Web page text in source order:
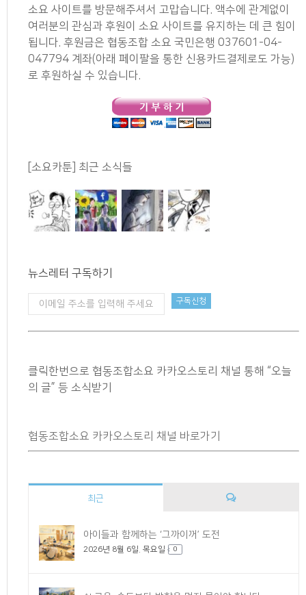
소요 사이트를 방문해주셔서 고맙습니다. 액수에 관계없이
여러분의 관심과 후원이 소요 사이트를 유지하는 데 큰 힘이
됩니다. 후원금은 협동조합 소요 국민은행 037601-04-
047794 계좌(아래 페이팔을 통한 신용카드결제로도 가능)
로 후원하실 수 있습니다.
[소요카툰] 최근 소식들
뉴스레터 구독하기
클릭한번으로 협동조합소요 카카오스토리 채널 통해 “오늘
의 글” 등 소식받기
협동조합소요 카카오스토리 채널 바로가기
최근
아이들과 함께하는 ‘그까이꺼’ 도전
2026년 8월 6일. 목요일 0